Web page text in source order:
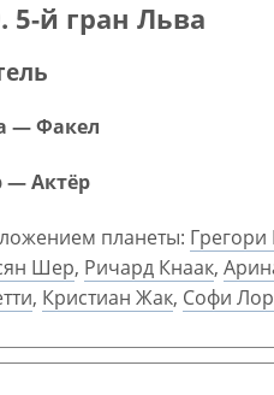
5-й гран Льва
— Факел
— Актёр
планеты: Грегори
Шер, Ричард Кнаак,
, Кристиан Жак, Софи